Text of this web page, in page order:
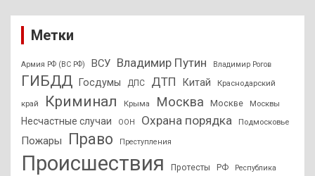
Метки
Армия РФ (ВС РФ) ВСУ Владимир Путин Владимир Рогов
ГИБДД Госдумы ДПС ДТП Китай Краснодарский
край Криминал Крыма Москва Москве Москвы
Несчастные случаи ООН Охрана порядка Подмосковье
Пожары Право Преступления
Происшествия Протесты РФ Республика